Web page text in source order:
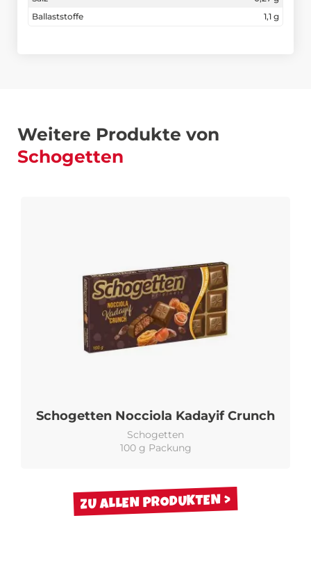
Ballaststoffe
1,1 g
Weitere Produkte von
Schogetten
Schogetten Nocciola Kadayif Crunch
Schogetten
100 g Packung
ZU ALLEN PRODUKTEN